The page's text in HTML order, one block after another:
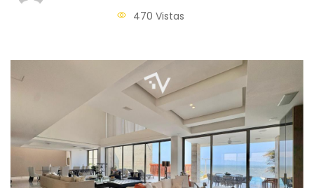
470 Vistas